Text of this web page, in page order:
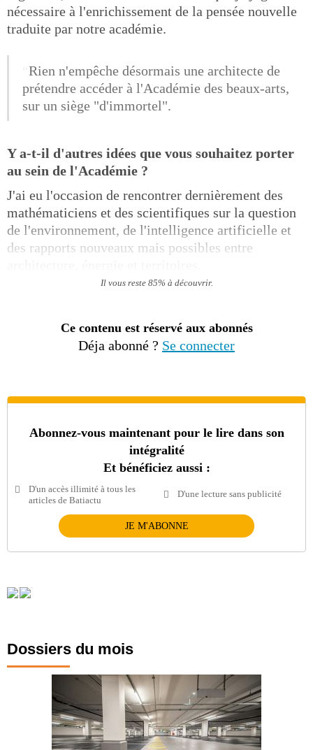
nécessaire à l'enrichissement de la pensée nouvelle
traduite par notre académie.
Rien n'empêche désormais une architecte de
prétendre accéder à l'Académie des beaux-arts,
sur un siège "d'immortel".
Y a-t-il d'autres idées que vous souhaitez porter
au sein de l'Académie ?
J'ai eu l'occasion de rencontrer dernièrement des
mathématiciens et des scientifiques sur la question
de l'environnement, de l'intelligence artificielle et
des rapports nouveaux mais possibles entre
Il vous reste 85% à découvrir.
Ce contenu est réservé aux abonnés
Déja abonné ? Se connecter
Abonnez-vous maintenant pour le lire dans son
intégralité
Et bénéficiez aussi :
D'un accès illimité à tous les
articles de Batiactu
D'une lecture sans publicité
JE M'ABONNE
Dossiers du mois